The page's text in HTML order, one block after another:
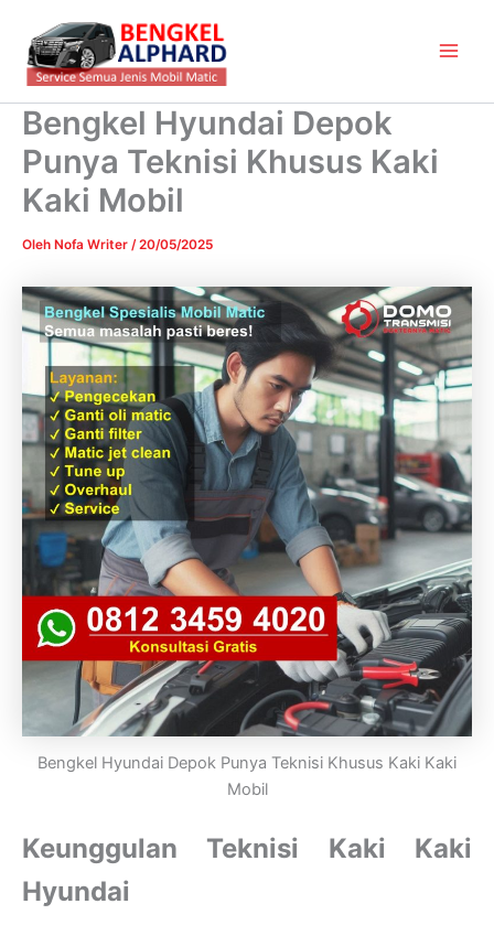
konten
Bengkel Hyundai Depok
Punya Teknisi Khusus Kaki
Kaki Mobil
Oleh Nofa Writer /20/05/2025
Bengkel Hyundai Depok Punya Teknisi Khusus Kaki Kaki
Mobil
Keunggulan Teknisi Kaki Kaki
Hyundai